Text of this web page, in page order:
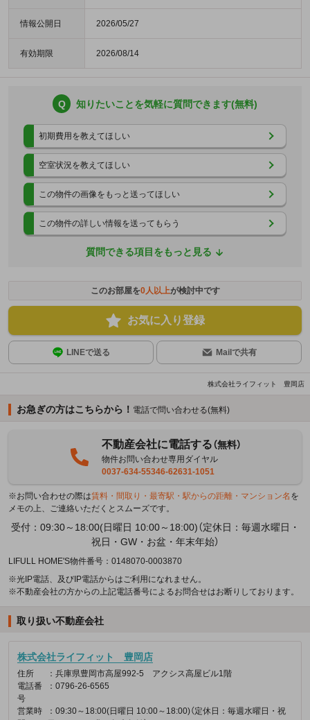
情報公開日 2026/05/27
有効期限 2026/08/14
Q 知りたいことを気軽に質問できます(無料)
初期費用を教えてほしい
空室状況を教えてほしい
この物件の画像をもっと送ってほしい
この物件の詳しい情報を送ってもらう
質問できる項目をもっと見る
このお部屋を0人以上が検討中です
お気に入り登録
LINEで送る Mailで共有
株式会社ライフィット 豊岡店
お急ぎの方はこちらから！ 電話で問い合わせる(無料)
不動産会社に電話する（無料）
物件お問い合わせ専用ダイヤル
0037-634-55346-62631-1051
※お問い合わせの際は賃料・間取り・最寄駅・駅からの距離・マンション名 を
メモの上、ご連絡いただくとスムーズです。
受付：09:30～18:00(日曜日 10:00～18:00)（定休日：毎週水曜日・
祝日・GW・お盆・年末年始）
LIFULL HOME'S物件番号：0148070-0003870
※光IP電話、及びIP電話からはご利用になれません。
※不動産会社の方からの上記電話番号によるお問合せはお断りしております。
取り扱い不動産会社
株式会社ライフィット 豊岡店
住所
：兵庫県豊岡市高屋992-5 アクシス高屋ビル1階
電話番
号
：0796-26-6565
営業時
：09:30～18:00(日曜日 10:00～18:00)（定休日：毎週水曜日・祝